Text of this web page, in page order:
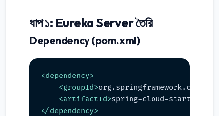
ধাপ ১: Eureka Server তৈরি
Dependency (pom.xml)
<dependency>
<groupId>org.springframework.cloud
<artifactId>spring-cloud-starter-
</dependency>